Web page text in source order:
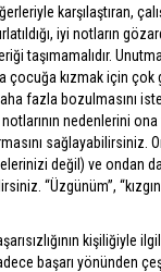
karşılaştıran,
iyi notların
taşımamalıdır.
çocuğa kızmak için çok
fazla bozulmasını
nedenlerini
sağlayabilirsiniz.
değil) ve ondan
“Üzgünüm”,
kişiliğiyle
başarı yönünden